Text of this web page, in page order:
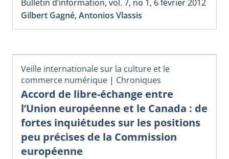
Bulletin d’information, vol. 7, no 1, 6 février 2012
Gilbert Gagné, Antonios Vlassis
Veille internationale sur la culture et le
commerce numérique | Chroniques
Accord de libre-échange entre
l’Union européenne et le Canada : de
fortes inquiétudes sur les positions
peu précises de la Commission
européenne